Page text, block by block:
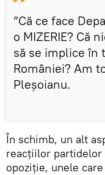
”Că ce face
o MIZERIE? Că
să se implice în
României? Am
Pleșoianu.
În schimb, un alt
reacțiilor
opoziție, unele